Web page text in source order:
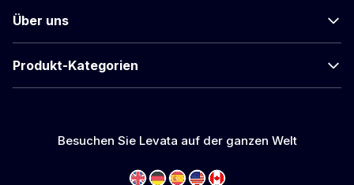
Über uns
Produkt-Kategorien
Besuchen Sie Levata auf der ganzen Welt